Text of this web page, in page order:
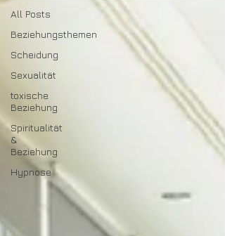
All Posts
Beziehungsthemen
Scheidung
Sexualität
toxische
Beziehung
Spiritualität
&
Beziehung
Hypnose